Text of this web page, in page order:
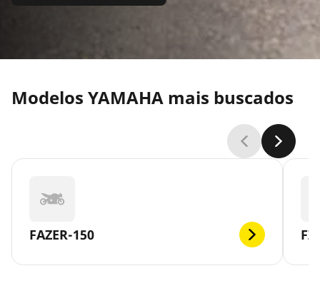
Modelos YAMAHA mais buscados
FAZER-150